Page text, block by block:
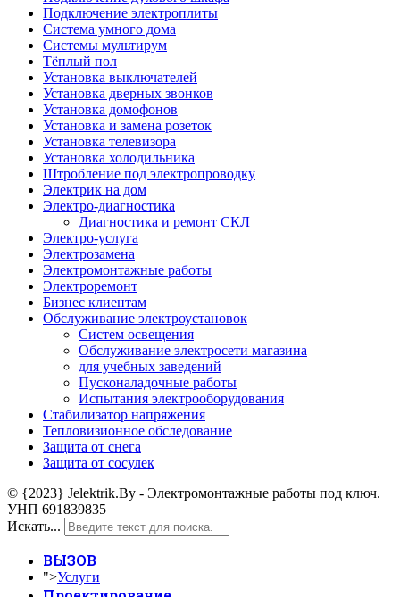
Подключение электроплиты
Система умного дома
Системы мультирум
Тёплый пол
Установка выключателей
Установка дверных звонков
Установка домофонов
Установка и замена розеток
Установка телевизора
Установка холодильника
Штробление под электропроводку
Электрик на дом
Электро-диагностика
Диагностика и ремонт СКЛ
Электро-услуга
Электрозамена
Электромонтажные работы
Электроремонт
Бизнес клиентам
Обслуживание электроустановок
Систем освещения
Обслуживание электросети магазина
для учебных заведений
Пусконаладочные работы
Испытания электрооборудования
Стабилизатор напряжения
Тепловизионное обследование
Защита от снега
Защита от сосулек
© {2023} Jelektrik.By - Электромонтажные работы под ключ.
УНП 691839835
Искать...
ВЫЗОВ
">Услуги